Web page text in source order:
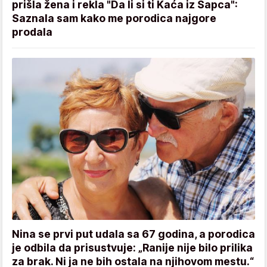
prišla žena i rekla "Da li si ti Kaća iz Šapca":
Saznala sam kako me porodica najgore
prodala
Nina se prvi put udala sa 67 godina, a porodica
je odbila da prisustvuje: „Ranije nije bilo prilika
za brak. Ni ja ne bih ostala na njihovom mestu.“